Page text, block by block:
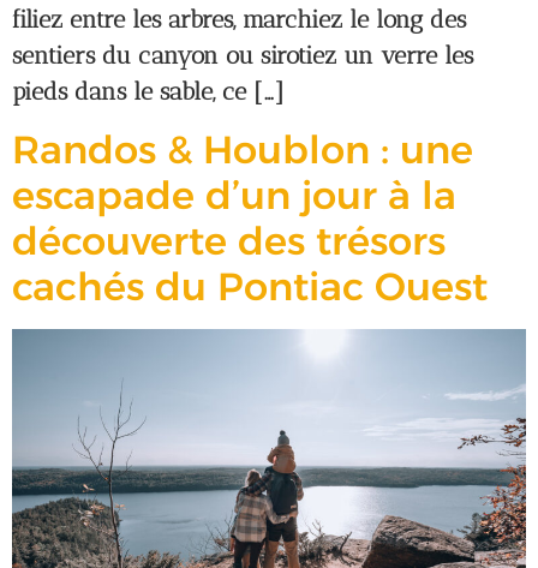
filiez entre les arbres, marchiez le long des
sentiers du canyon ou sirotiez un verre les
pieds dans le sable, ce […]
Randos & Houblon : une
escapade d’un jour à la
découverte des trésors
cachés du Pontiac Ouest